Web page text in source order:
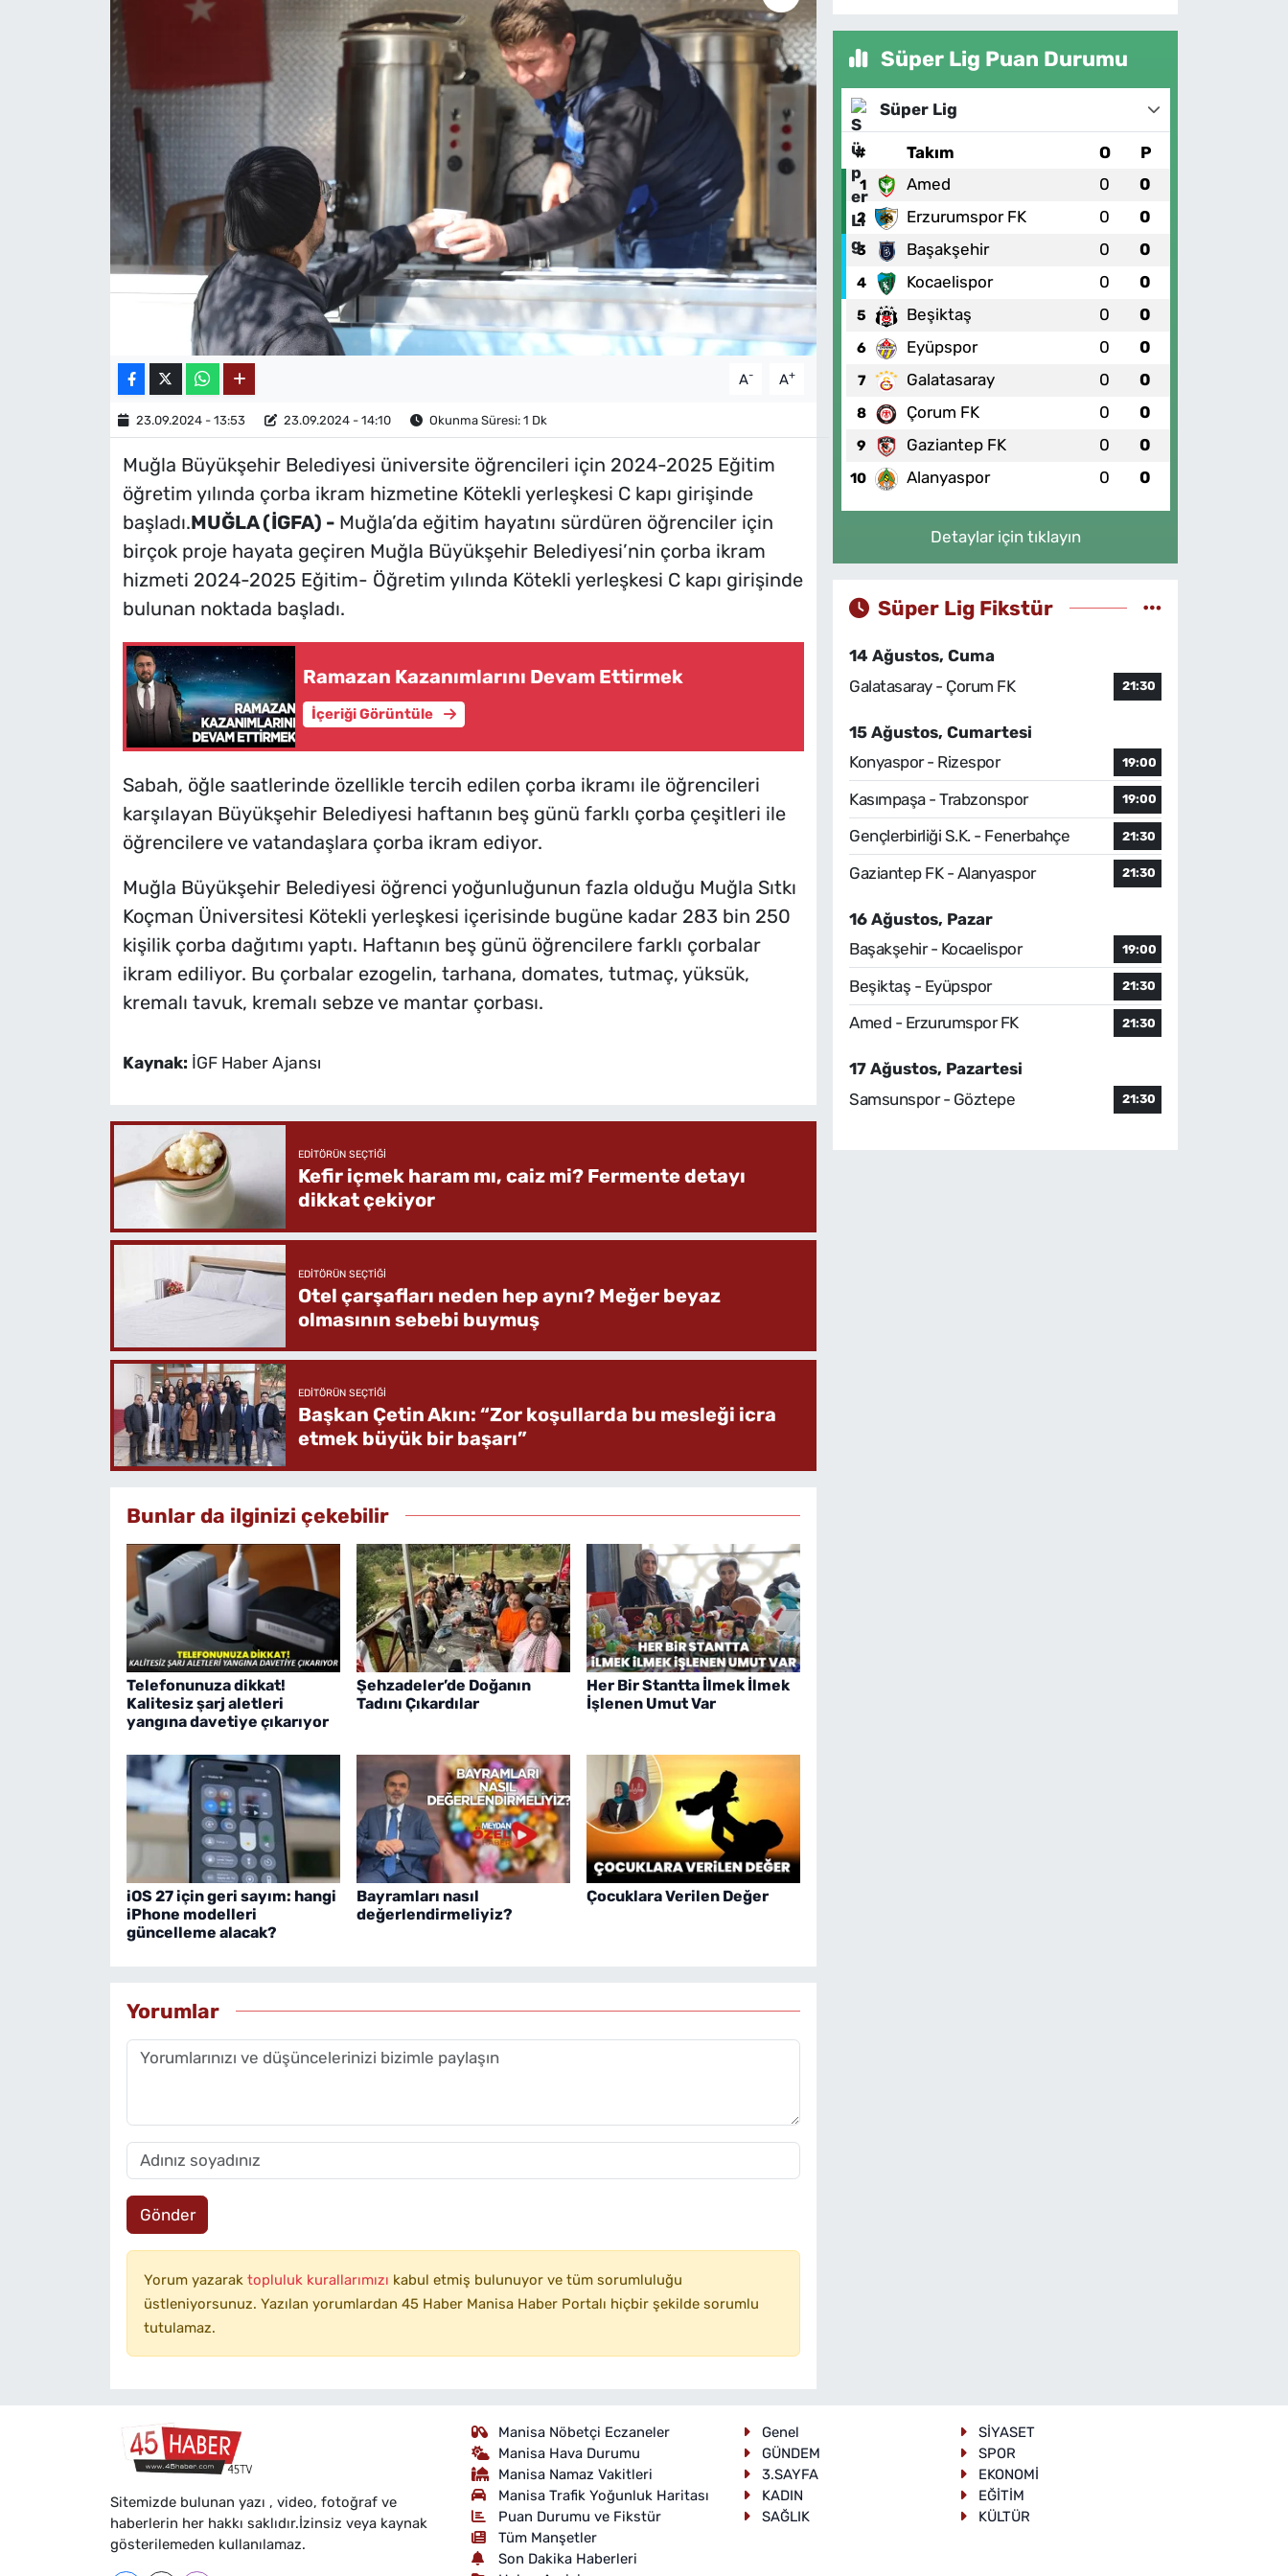
A- A+
23.09.2024 - 13:53 23.09.2024 - 14:10 Okunma Süresi: 1 Dk
Muğla Büyükşehir Belediyesi üniversite öğrencileri için 2024-2025 Eğitim
öğretim yılında çorba ikram hizmetine Kötekli yerleşkesi C kapı girişinde
başladı.MUĞLA (İGFA) - Muğla’da eğitim hayatını sürdüren öğrenciler için
birçok proje hayata geçiren Muğla Büyükşehir Belediyesi’nin çorba ikram
hizmeti 2024-2025 Eğitim- Öğretim yılında Kötekli yerleşkesi C kapı girişinde
bulunan noktada başladı.
Ramazan Kazanımlarını Devam Ettirmek
İçeriği Görüntüle
Sabah, öğle saatlerinde özellikle tercih edilen çorba ikramı ile öğrencileri
karşılayan Büyükşehir Belediyesi haftanın beş günü farklı çorba çeşitleri ile
öğrencilere ve vatandaşlara çorba ikram ediyor.
Muğla Büyükşehir Belediyesi öğrenci yoğunluğunun fazla olduğu Muğla Sıtkı
Koçman Üniversitesi Kötekli yerleşkesi içerisinde bugüne kadar 283 bin 250
kişilik çorba dağıtımı yaptı. Haftanın beş günü öğrencilere farklı çorbalar
ikram ediliyor. Bu çorbalar ezogelin, tarhana, domates, tutmaç, yüksük,
kremalı tavuk, kremalı sebze ve mantar çorbası.
Kaynak: İGF Haber Ajansı
EDITÖRÜN SEÇTIĞI
Kefir içmek haram mı, caiz mi? Fermente detayı
dikkat çekiyor
EDITÖRÜN SEÇTIĞI
Otel çarşafları neden hep aynı? Meğer beyaz
olmasının sebebi buymuş
EDITÖRÜN SEÇTIĞI
Başkan Çetin Akın: “Zor koşullarda bu mesleği icra
etmek büyük bir başarı”
Bunlar da ilginizi çekebilir
Telefonunuza dikkat!
Kalitesiz şarj aletleri
yangına davetiye çıkarıyor
Şehzadeler’de Doğanın
Tadını Çıkardılar
Her Bir Stantta İlmek İlmek
İşlenen Umut Var
iOS 27 için geri sayım: hangi
iPhone modelleri
güncelleme alacak?
Bayramları nasıl
değerlendirmeliyiz?
Çocuklara Verilen Değer
Yorumlar
Gönder
Yorum yazarak topluluk kurallarımızı kabul etmiş bulunuyor ve tüm sorumluluğu
üstleniyorsunuz. Yazılan yorumlardan 45 Haber Manisa Haber Portalı hiçbir şekilde sorumlu
tutulamaz.
Süper Lig Puan Durumu
Süper Lig
# Takım O P
1 Amed 0 0
2 Erzurumspor FK 0 0
3 Başakşehir 0 0
4 Kocaelispor 0 0
5 Beşiktaş 0 0
6 Eyüpspor 0 0
7 Galatasaray 0 0
8 Çorum FK 0 0
9 Gaziantep FK 0 0
10 Alanyaspor 0 0
Detaylar için tıklayın
Süper Lig Fikstür
14 Ağustos, Cuma
Galatasaray - Çorum FK
21:30
15 Ağustos, Cumartesi
Konyaspor - Rizespor
19:00
Kasımpaşa - Trabzonspor 19:00
Gençlerbirliği S.K. - Fenerbahçe 21:30
Gaziantep FK - Alanyaspor 21:30
16 Ağustos, Pazar
Başakşehir - Kocaelispor
19:00
Beşiktaş - Eyüpspor 21:30
Amed - Erzurumspor FK 21:30
17 Ağustos, Pazartesi
Samsunspor - Göztepe
21:30
Sitemizde bulunan yazı , video, fotoğraf ve
haberlerin her hakkı saklıdır.İzinsiz veya kaynak
gösterilemeden kullanılamaz.
Manisa Nöbetçi Eczaneler
Manisa Hava Durumu
Manisa Namaz Vakitleri
Manisa Trafik Yoğunluk Haritası
Puan Durumu ve Fikstür
Tüm Manşetler
Son Dakika Haberleri
Genel
SİYASET
GÜNDEM
SPOR
3.SAYFA
EKONOMİ
KADIN
EĞİTİM
SAĞLIK
KÜLTÜR
MAGAZİN